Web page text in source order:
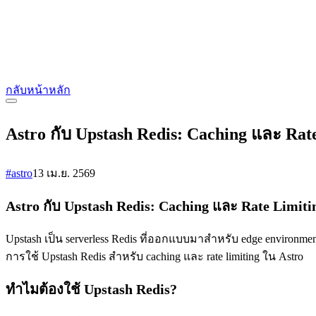
กลับหน้าหลัก
Astro กับ Upstash Redis: Caching และ
#astro13 เม.ย. 2569
Astro กับ Upstash Redis: Caching และ Rate
Upstash เป็น serverless Redis ที่ออกแบบมาสำหรับ edge
การใช้ Upstash Redis สำหรับ caching และ rate limiting ใน Astro
ทำไมต้องใช้ Upstash Redis?